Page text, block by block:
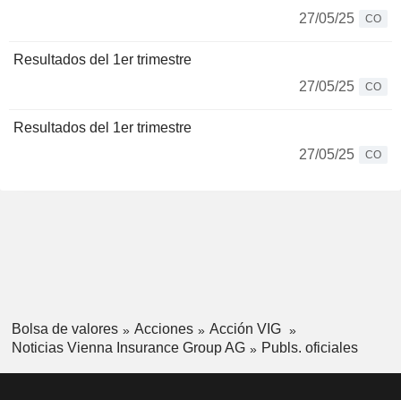
27/05/25
CO
Resultados del 1er trimestre
27/05/25
CO
Resultados del 1er trimestre
27/05/25
CO
Bolsa de valores Acciones
Acción VIG
Noticias Vienna Insurance Group AG
Publs. oficiales